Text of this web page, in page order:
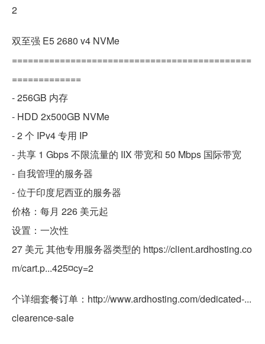
2
双至强 E5 2680 v4 NVMe
=============================================
=============
- 256GB 内存
- HDD 2x500GB NVMe
- 2 个 IPv4 专用 IP
- 共享 1 Gbps 不限流量的 IIX 带宽和 50 Mbps 国际带宽
- 自我管理的服务器
- 位于印度尼西亚的服务器
价格：每月 226 美元起
设置：一次性
27 美元 其他专用服务器类型的 https://client.ardhosting.co
m/cart.p...425¤cy=2
个详细套餐订单：http://www.ardhosting.com/dedicated-...
clearence-sale